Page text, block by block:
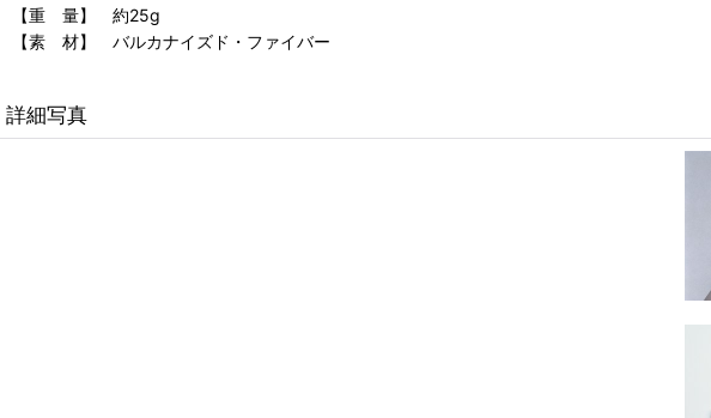
【重 量】 約25g
【素 材】 バルカナイズド・ファイバー
詳細写真